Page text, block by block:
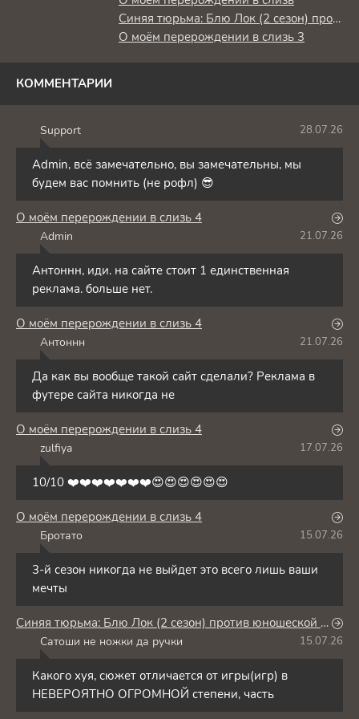
Синяя тюрьма: Блю Лок (2 сезон) против юношеской сборной Японии
О моём перерождении в слизь 3
КОММЕНТАРИИ
Support 28.07.26
Admin, всё замечательно, вы замечательны, мы
будем вас помнить (не рофл) 😎
О моём перерождении в слизь 4
Admin 21.07.26
Антоннн, иди. на сайте стоит 1 единственная
реклама. больше нет.
О моём перерождении в слизь 4
Антоннн 21.07.26
Да как вы вообще такой сайт сделали? Реклама в
футере сайта никогда не
О моём перерождении в слизь 4
zulfiya 17.07.26
10/10 ❤️❤️❤️❤️❤️❤️❤️😍😍😍😍😍😍
О моём перерождении в слизь 4
Бротато 15.07.26
3-й сезон никогда не выйдет это всего лишь ваши
мечты
Синяя тюрьма: Блю Лок (2 сезон) против юношеской сборной Японии
Сатоши не ножки да ручки 15.07.26
Какого хуя, сюжет отличается от игры(игр) в
НЕВЕРОЯТНО ОГРОМНОЙ степени, часть